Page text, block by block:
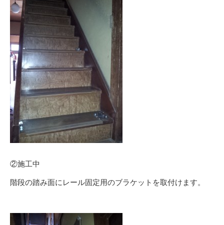
②施工中
階段の踏み面にレール固定用のブラケットを取付けます。